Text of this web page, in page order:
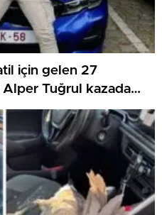
için gelen 27
Alper Tuğrul kazada